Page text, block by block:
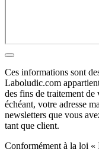
Ces informations sont
Laboludic.com
des fins de traitement
échéant, votre adresse
newsletters que vous
tant que client.
Conformément à la loi «